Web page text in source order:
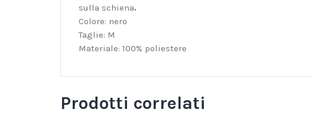
sulla schiena.
Colore: nero
Taglie: M
Materiale: 100% poliestere
Prodotti correlati